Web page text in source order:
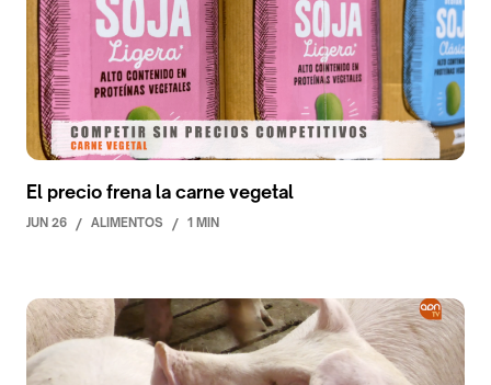
El precio frena la carne vegetal
JUN 26 / ALIMENTOS / 1 MIN